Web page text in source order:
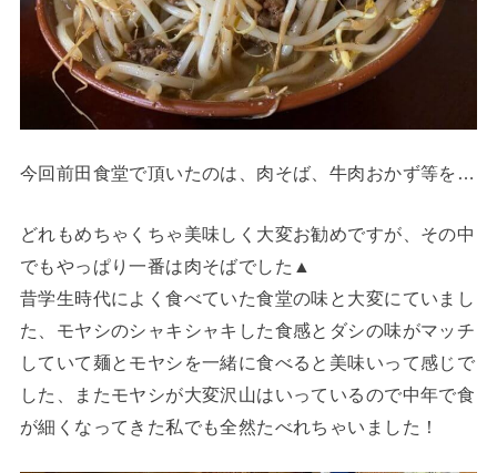
今回前田食堂で頂いたのは、肉そば、牛肉おかず等を…
どれもめちゃくちゃ美味しく大変お勧めですが、その中
でもやっぱり一番は肉そばでした▲
昔学生時代によく食べていた食堂の味と大変にていまし
た、モヤシのシャキシャキした食感とダシの味がマッチ
していて麺とモヤシを一緒に食べると美味いって感じで
した、またモヤシが大変沢山はいっているので中年で食
が細くなってきた私でも全然たべれちゃいました！